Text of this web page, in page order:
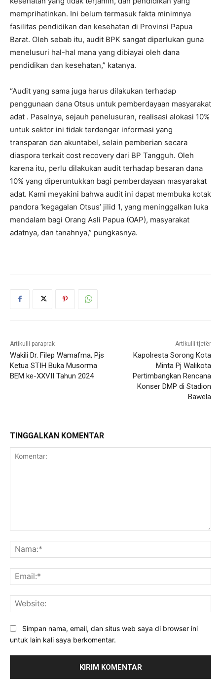
memprihatinkan. Ini belum termasuk fakta minimnya
fasilitas pendidikan dan kesehatan di Provinsi Papua
Barat. Oleh sebab itu, audit BPK sangat diperlukan guna
menelusuri hal-hal mana yang dibiayai oleh dana
pendidikan dan kesehatan,” katanya.
“Audit yang sama juga harus dilakukan terhadap
penggunaan dana Otsus untuk pemberdayaan masyarakat
adat . Pasalnya, sejauh penelusuran, realisasi alokasi 10%
untuk sektor ini tidak terdengar informasi yang
transparan dan akuntabel, selain pemberian secara
diaspora terkait cost recovery dari BP Tangguh. Oleh
karena itu, perlu dilakukan audit terhadap besaran dana
10% yang diperuntukkan bagi pemberdayaan masyarakat
adat. Kami meyakini bahwa audit ini dapat membuka kotak
pandora ‘kegagalan Otsus’ jilid 1, yang meninggalkan luka
mendalam bagi Orang Asli Papua (OAP), masyarakat
adatnya, dan tanahnya,” pungkasnya.
Artikulli paraprak
Wakili Dr. Filep Wamafma, Pjs
Ketua STIH Buka Musorma
BEM ke-XXVII Tahun 2024
Artikulli tjetër
Kapolresta Sorong Kota
Minta Pj Walikota
Pertimbangkan Rencana
Konser DMP di Stadion
Bawela
TINGGALKAN KOMENTAR
Simpan nama, email, dan situs web saya di browser ini
untuk lain kali saya berkomentar.